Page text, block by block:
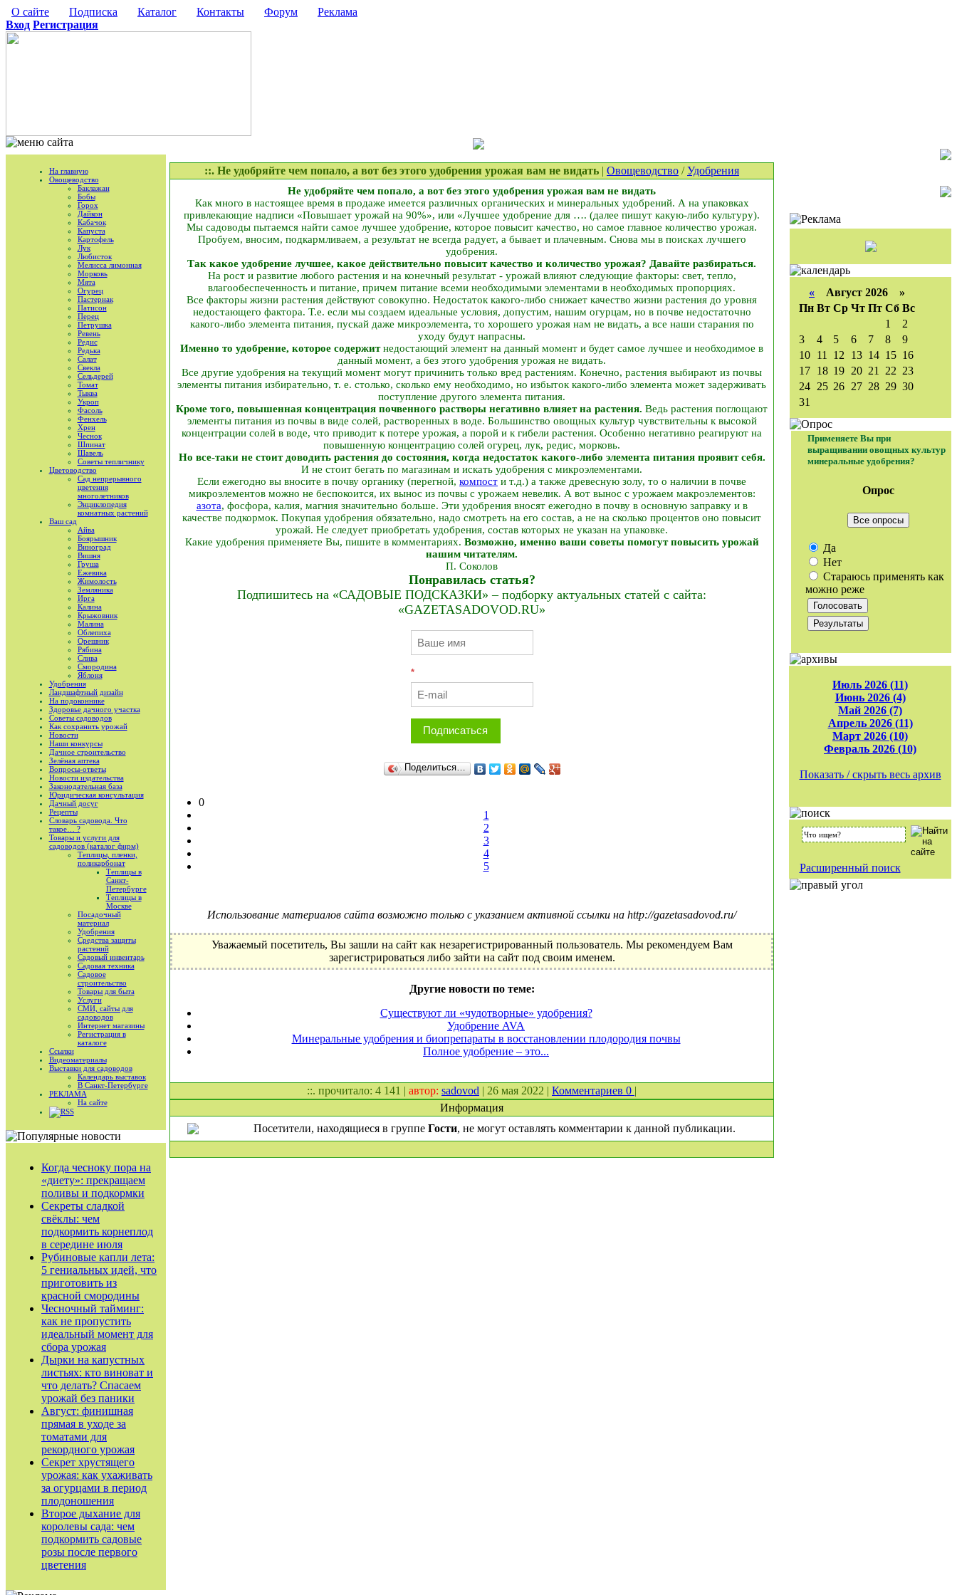
О сайте Подписка Каталог Контакты Форум
Реклама
Вход Регистрация
На главную
Овощеводство
Баклажан
Бобы
Горох
Дайкон
Кабачок
Капуста
Картофель
Лук
Любисток
Мелисса лимонная
Морковь
Мята
Огурец
Пастернак
Патисон
Перец
Петрушка
Ревень
Редис
Редька
Салат
Свекла
Сельдерей
Томат
Тыква
Укроп
Фасоль
Фенхель
Хрен
Чеснок
Шпинат
Шавель
Советы тепличнику
Цветоводство
Сад непрерывного
цветения
многолетников
Энциклопедия
комнатных растений
Ваш сад
Айва
Боярышник
Виноград
Вишня
Груша
Ежевика
Жимолость
Земляника
Ирга
Калина
Крыжовник
Малина
Облепиха
Орешник
Рябина
Слива
Смородина
Яблоня
Удобрения
Ландшафтный дизайн
На подоконнике
Здоровье дачного участка
Советы садоводов
Как сохранить урожай
Новости
Наши конкурсы
Дачное строительство
Зелёная аптека
Вопросы-ответы
Новости издательства
Законодательная база
Юридическая консультация
Дачный досуг
Рецепты
Словарь садовода. Что
такое… ?
Товары и услуги для
садоводов (каталог фирм)
Теплицы, пленки,
поликарбонат
Теплицы в
Санкт-
Петербурге
Теплицы в
Москве
Посадочный
материал
Удобрения
Средства защиты
растений
Садовый инвентарь
Садовая техника
Садовое
строительство
Товары для быта
Услуги
СМИ, сайты для
садоводов
Интернет магазины
Регистрация в
каталоге
Ссылки
Видеоматериалы
Выставки для садоводов
Календарь выставок
В Санкт-Петербурге
РЕКЛАМА
На сайте
RSS
Когда чесноку пора на
«диету»: прекращаем
поливы и подкормки
Секреты сладкой
свёклы: чем
подкормить корнеплод
в середине июля
Рубиновые капли лета:
5 гениальных идей, что
приготовить из
красной смородины
Чесночный тайминг:
как не пропустить
идеальный момент для
сбора урожая
Дырки на капустных
листьях: кто виноват и
что делать? Спасаем
урожай без паники
Август: финишная
прямая в уходе за
томатами для
рекордного урожая
Секрет хрустящего
урожая: как ухаживать
за огурцами в период
плодоношения
Второе дыхание для
королевы сада: чем
подкормить садовые
розы после первого
цветения
::. Не удобряйте чем попало, а вот без этого удобрения урожая вам не видать | Овощеводство /Удобрения
Не удобряйте чем попало, а вот без этого удобрения урожая вам не видать
Как много в настоящее время в продаже имеется различных органических и минеральных удобрений. А на упаковках
привлекающие надписи «Повышает урожай на 90%», или «Лучшее удобрение для …. (далее пишут какую-либо культуру).
Мы садоводы пытаемся найти самое лучшее удобрение, которое повысит качество, но самое главное количество урожая.
Пробуем, вносим, подкармливаем, а результат не всегда радует, а бывает и плачевным. Снова мы в поисках лучшего
удобрения.
Так какое удобрение лучшее, какое действительно повысит качество и количество урожая? Давайте разбираться.
На рост и развитие любого растения и на конечный результат - урожай влияют следующие факторы: свет, тепло,
влагообеспеченность и питание, причем питание всеми необходимыми элементами в необходимых пропорциях.
Все факторы жизни растения действуют совокупно. Недостаток какого-либо снижает качество жизни растения до уровня
недостающего фактора. Т.е. если мы создаем идеальные условия, допустим, нашим огурцам, но в почве недостаточно
какого-либо элемента питания, пускай даже микроэлемента, то хорошего урожая нам не видать, а все наши старания по
уходу будут напрасны.
Именно то удобрение, которое содержитнедостающий элемент на данный момент и будет самое лучшее и необходимое в
данный момент, а без этого удобрения урожая не видать.
Все другие удобрения на текущий момент могут причинить только вред растениям. Конечно, растения выбирают из почвы
элементы питания избирательно, т. е. столько, сколько ему необходимо, но избыток какого-либо элемента может задерживать
поступление другого элемента питания.
Кроме того, повышенная концентрация почвенного растворы негативно влияет на растения. Ведь растения поглощают
элементы питания из почвы в виде солей, растворенных в воде. Большинство овощных культур чувствительны к высокой
концентрации солей в воде, что приводит к потере урожая, а порой и к гибели растения. Особенно негативно реагируют на
повышенную концентрацию солей огурец, лук, редис, морковь.
Но все-таки не стоит доводить растения до состояния, когда недостаток какого-либо элемента питания проявит себя.
И не стоит бегать по магазинам и искать удобрения с микроэлементами.
Если ежегодно вы вносите в почву органику (перегной, компост и т.д.) а также древесную золу, то о наличии в почве
микроэлементов можно не беспокоится, их вынос из почвы с урожаем невелик. А вот вынос с урожаем макроэлементов:
азота, фосфора, калия, магния значительно больше. Эти удобрения вносят ежегодно в почву в основную заправку и в
качестве подкормок. Покупая удобрения обязательно, надо смотреть на его состав, а не на сколько процентов оно повысит
урожай. Не следует приобретать удобрения, состав которых не указан на упаковке.
Какие удобрения применяете Вы, пишите в комментариях. Возможно, именно ваши советы помогут повысить урожай
нашим читателям.
П. Соколов
Понравилась статья?
Подпишитесь на «САДОВЫЕ ПОДСКАЗКИ» – подборку актуальных статей с сайта:
«GAZETASADOVOD.RU»
*
Подписаться
Поделиться…
0
1
2
3
4
5
Использование материалов сайта возможно только с указанием активной ссылки на http://gazetasadovod.ru/
Уважаемый посетитель, Вы зашли на сайт как незарегистрированный пользователь. Мы рекомендуем Вам
зарегистрироваться либо зайти на сайт под своим именем.
Другие новости по теме:
Существуют ли «чудотворные» удобрения?
Удобрение AVA
Минеральные удобрения и биопрепараты в восстановлении плодородия почвы
Полное удобрение – это...
::. прочитало: 4 141 | автор: sadovod | 26 мая 2022 | Комментариев 0 |
Информация
Посетители, находящиеся в группе Гости, не могут оставлять комментарии к данной публикации.
« Август 2026 »
Пн Вт Ср Чт Пт Сб Вс
1
2
3
4 5 6 7 8
9
10 11 12 13 14 15 16
17 18 19 20 21 22 23
24 25 26 27 28 29 30
31
Применяете Вы при
выращивании овощных культур
минеральные удобрения?
Опрос
Все опросы
Да
Нет
Стараюсь применять как
можно реже
Июль 2026 (11)
Июнь 2026 (4)
Май 2026 (7)
Апрель 2026 (11)
Март 2026 (10)
Февраль 2026 (10)
Показать / скрыть весь архив
Расширенный поиск